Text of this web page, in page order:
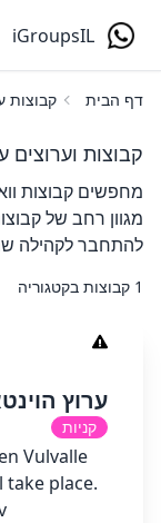
iGroupsIL
דף הבית קבוצות
קבוצות
מחפשים קבוצות
מגוון רחב של
להתחבר לקהילה
1 קבוצות בקטגוריה
ערוץ
קניות
Vulvalle
place.